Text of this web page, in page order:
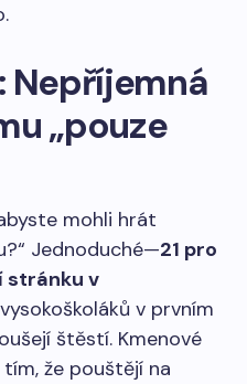
Nepříjemná
„pouze
mohli hrát
Jednoduché—21 pro
stránku v
v prvním
štěstí. Kmenové
že pouštějí na